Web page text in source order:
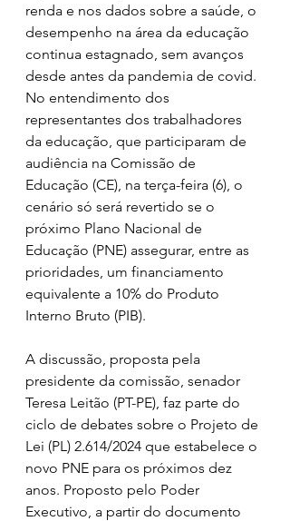
renda e nos dados sobre a saúde, o
desempenho na área da educação
continua estagnado, sem avanços
desde antes da pandemia de covid.
No entendimento dos
representantes dos trabalhadores
da educação, que participaram de
audiência na Comissão de
Educação (CE), na terça-feira (6), o
cenário só será revertido se o
próximo Plano Nacional de
Educação (PNE) assegurar, entre as
prioridades, um financiamento
equivalente a 10% do Produto
Interno Bruto (PIB).
A discussão, proposta pela
presidente da comissão, senador
Teresa Leitão (PT-PE), faz parte do
ciclo de debates sobre o Projeto de
Lei (PL) 2.614/2024 que estabelece o
novo PNE para os próximos dez
anos. Proposto pelo Poder
Executivo, a partir do documento